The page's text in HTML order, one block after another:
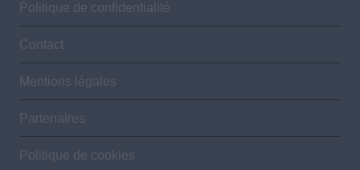
Politique de confidentialité
Contact
Mentions légales
Partenaires
Politique de cookies